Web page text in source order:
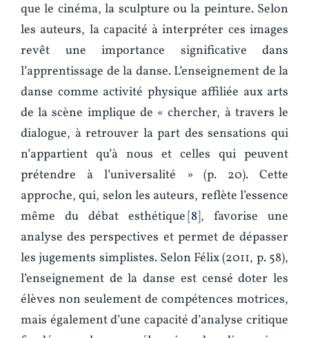
que le cinéma, la sculpture ou la peinture. Selon
les auteurs, la capacité à interpréter ces images
revêt une importance significative dans
l’apprentissage de la danse. L’enseignement de la
danse comme activité physique affiliée aux arts
de la scène implique de « chercher, à travers le
dialogue, à retrouver la part des sensations qui
n’appartient qu’à nous et celles qui peuvent
prétendre à l’universalité » (p. 20). Cette
approche, qui, selon les auteurs, reflète l’essence
même du débat esthétique 8 , favorise une
analyse des perspectives et permet de dépasser
les jugements simplistes. Selon Félix (2011, p. 58),
l’enseignement de la danse est censé doter les
élèves non seulement de compétences motrices,
mais également d’une capacité d’analyse critique